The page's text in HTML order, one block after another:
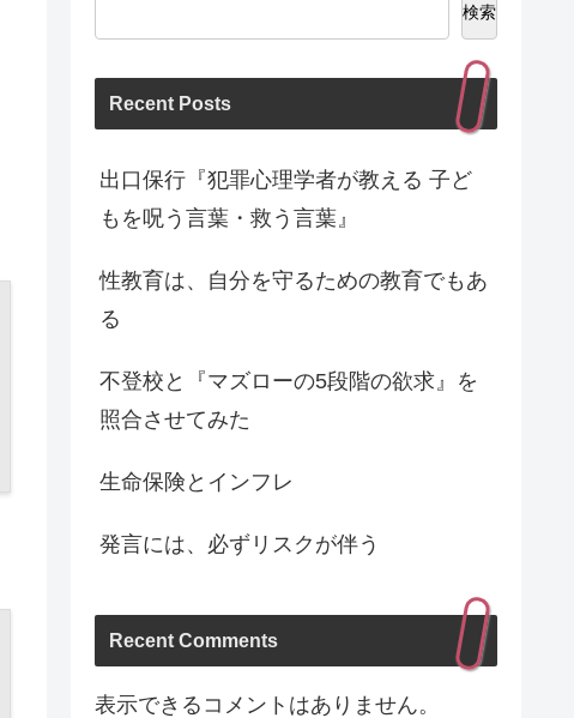
検索
Recent Posts
出口保行『犯罪心理学者が教える 子ど
もを呪う言葉・救う言葉』
性教育は、自分を守るための教育でもあ
る
不登校と『マズローの5段階の欲求』を
照合させてみた
生命保険とインフレ
発言には、必ずリスクが伴う
Recent Comments
表示できるコメントはありません。